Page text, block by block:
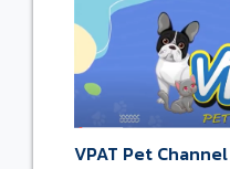
VPAT Pet Channel